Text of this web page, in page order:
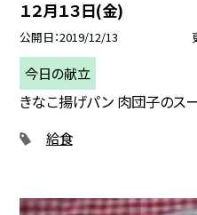
１２月１３日(金)
公開日 2019/12/13
今日の献立
きなこ揚げパン 肉団子のス
給食